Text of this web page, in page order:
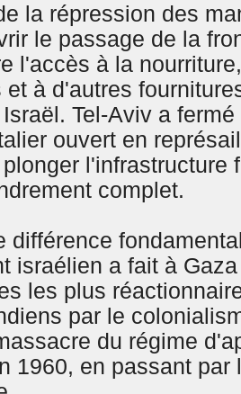
la répression des
le passage de la
l'accès à la
et à d'autres
Tel-Aviv a
ouvert en
l'infrastructure
complet.
différence
israélien a fait à
les plus
par le
du régime
1960, en passant par